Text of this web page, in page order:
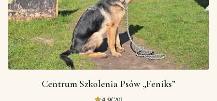
Centrum Szkolenia Psów „Feniks”